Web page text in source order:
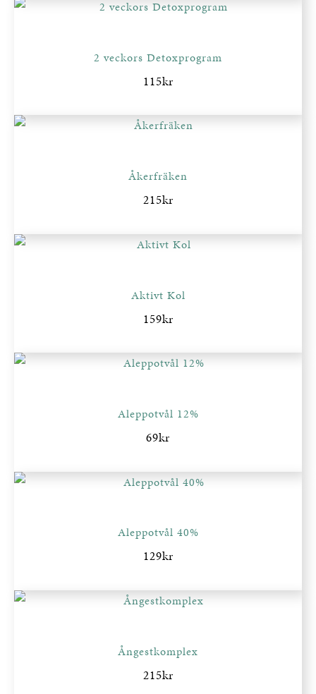
2 veckors Detoxprogram
115kr
Åkerfräken
215kr
Aktivt Kol
159kr
Aleppotvål 12%
69kr
Aleppotvål 40%
129kr
Ångestkomplex
215kr